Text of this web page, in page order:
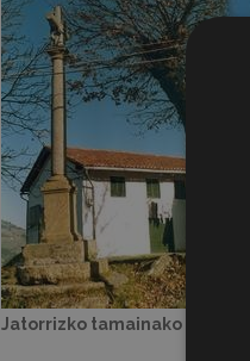
Jatorrizko tamainako irudia: